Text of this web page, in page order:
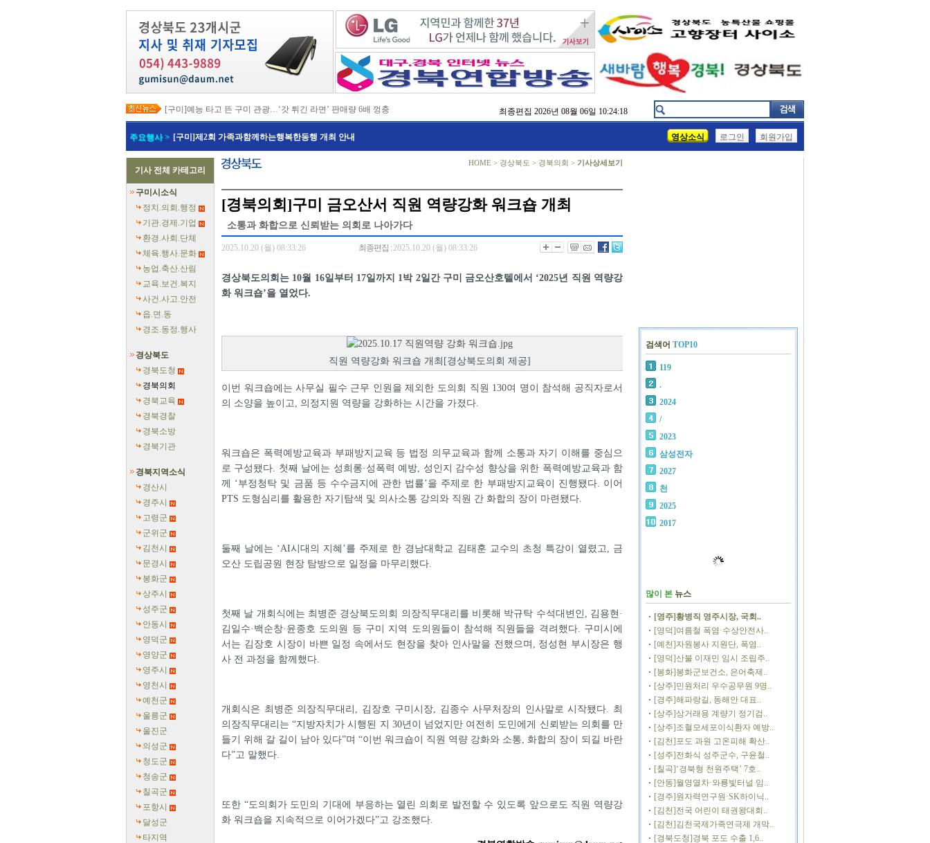
[구미]예능 타고 뜬 구미 관광…‘갓 튀긴 라면’ 판매량 6배 껑충
[경북교육청]일본 방위백서 독도 영유권 주장 강력 규탄
[경북도청]지역별 전기요금제 조속 시행 촉구
[포항]박용선 포항시장, '민생·안전 중심, 실행으로 변화 만들겠다'
[칠곡]북삼오평일반산업단지 보상 절차 본격화
[의성]최유철 의성군수, 청년단체 만나 지역 정착 해법 모색
[예천]회장기 대학·실업 양궁대회 첫 유치
[예천]예천군의회, 반부패·청렴·갑질 예방 교육
[영덕]여름 성수기 해수욕장 합동 안전점검
최종편집 2026년 08월 06일 10:24:18
주요행사 > [구미]제2회 가족과함께하는행복한동행 개최 안내 영상소식 로그인 회원가입
기사 전체 카테고리
구미시소식
정치.의회.행정
기관.경제.기업
환경.사회.단체
체육.행사.문화
농업.축산.산림
교육.보건.복지
사건.사고.안전
읍.면.동
경조.동정.행사
경상북도
경북도청
경북의회
경북교육
경북경찰
경북소방
경북기관
경북지역소식
경산시
경주시
고령군
군위군
김천시
문경시
봉화군
상주시
성주군
안동시
영덕군
영양군
영주시
영천시
예천군
울릉군
울진군
의성군
청도군
청송군
칠곡군
포항시
달성군
타지역
HOME > 경상북도 > 경북의회 > 기사상세보기
[경북의회]구미 금오산서 직원 역량강화 워크숍 개최
소통과 화합으로 신뢰받는 의회로 나아가다
2025.10.20 (월) 08:33:26 최종편집 :2025.10.20 (월) 08:33:26
경상북도의회는 10월 16일부터 17일까지 1박 2일간 구미 금오산호텔에서 ‘2025년 직원 역량강
화 워크숍’을 열었다.
직원 역량강화 워크숍 개최[경상북도의회 제공]
이번 워크숍에는 사무실 필수 근무 인원을 제외한 도의회 직원 130여 명이 참석해 공직자로서
의 소양을 높이고, 의정지원 역량을 강화하는 시간을 가졌다.
워크숍은 폭력예방교육과 부패방지교육 등 법정 의무교육과 함께 소통과 자기 이해를 중심으
로 구성됐다. 첫째 날에는 성희롱·성폭력 예방, 성인지 감수성 향상을 위한 폭력예방교육과 함
께 ‘부정청탁 및 금품 등 수수금지에 관한 법률’을 주제로 한 부패방지교육이 진행됐다. 이어
PTS 도형심리를 활용한 자기탐색 및 의사소통 강의와 직원 간 화합의 장이 마련됐다.
둘째 날에는 ‘AI시대의 지혜’를 주제로 한 경남대학교 김태훈 교수의 초청 특강이 열렸고, 금
오산 도립공원 현장 탐방으로 일정을 마무리했다.
첫째 날 개회식에는 최병준 경상북도의회 의장직무대리를 비롯해 박규탁 수석대변인, 김용현·
김일수·백순창·윤종호 도의원 등 구미 지역 도의원들이 참석해 직원들을 격려했다. 구미시에
서는 김장호 시장이 바쁜 일정 속에서도 현장을 찾아 인사말을 전했으며, 정성현 부시장은 행
사 전 과정을 함께했다.
개회식은 최병준 의장직무대리, 김장호 구미시장, 김종수 사무처장의 인사말로 시작됐다. 최
의장직무대리는 “지방자치가 시행된 지 30년이 넘었지만 여전히 도민에게 신뢰받는 의회를 만
들기 위해 갈 길이 남아 있다”며 “이번 워크숍이 직원 역량 강화와 소통, 화합의 장이 되길 바란
다”고 말했다.
또한 “도의회가 도민의 기대에 부응하는 열린 의회로 발전할 수 있도록 앞으로도 직원 역량강
화 워크숍을 지속적으로 이어가겠다”고 강조했다.
검색어 TOP10
119
.
2024
/
2023
삼성전자
2027
천
2025
2017
많이 본 뉴스
[영주]황병직 영주시장, 국회..
[영덕]여름철 폭염·수상안전사..
[예천]자원봉사 지원단, 폭염..
[영덕]산불 이재민 임시 조립주..
[봉화]봉화군보건소, 은어축제..
[상주]민원처리 우수공무원 9명..
[경주]해파랑길, 동해안 대표..
[상주]상거래용 계량기 정기검..
[상주]조혈모세포이식환자 예방..
[김천]포도 과원 고온피해 확산..
[성주]전화식 성주군수, 구윤철..
[칠곡]‘경북형 천원주택’ 7호..
[안동]월영열차·와룡빛터널 임..
[경주]원자력연구원·SK하이닉..
[김천]전국 어린이 태권왕대회..
[김천]김천국제가족연극제 개막..
[경북도청]경북 포도 수출 1,6..